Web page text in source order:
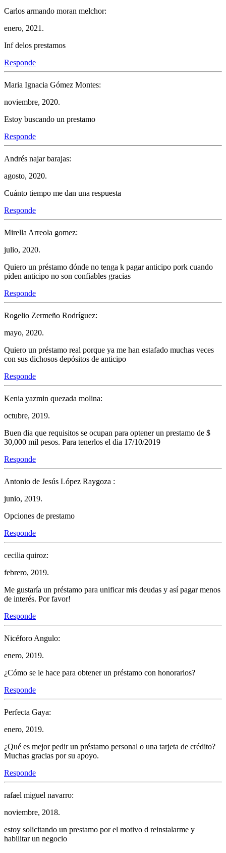
Carlos armando moran melchor:
enero, 2021.
Inf delos prestamos
Responde
Maria Ignacia Gómez Montes:
noviembre, 2020.
Estoy buscando un prestamo
Responde
Andrés najar barajas:
agosto, 2020.
Cuánto tiempo me dan una respuesta
Responde
Mirella Arreola gomez:
julio, 2020.
Quiero un préstamo dónde no tenga k pagar anticipo pork cuando
piden anticipo no son confiables gracias
Responde
Rogelio Zermeño Rodríguez:
mayo, 2020.
Quiero un préstamo real porque ya me han estafado muchas veces
con sus dichosos depósitos de anticipo
Responde
Kenia yazmin quezada molina:
octubre, 2019.
Buen dia que requisitos se ocupan para optener un prestamo de $
30,000 mil pesos. Para tenerlos el dia 17/10/2019
Responde
Antonio de Jesús López Raygoza :
junio, 2019.
Opciones de prestamo
Responde
cecilia quiroz:
febrero, 2019.
Me gustaría un préstamo para unificar mis deudas y así pagar menos
de interés. Por favor!
Responde
Nicéforo Angulo:
enero, 2019.
¿Cómo se le hace para obtener un préstamo con honorarios?
Responde
Perfecta Gaya:
enero, 2019.
¿Qué es mejor pedir un préstamo personal o una tarjeta de crédito?
Muchas gracias por su apoyo.
Responde
rafael miguel navarro:
noviembre, 2018.
estoy solicitando un prestamo por el motivo d reinstalarme y
habilitar un negocio